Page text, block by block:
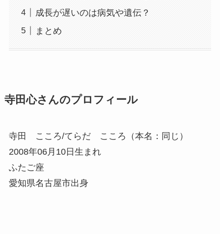
成長が遅いのは病気や遺伝？
まとめ
寺田心さんのプロフィール
寺田 こころ/てらだ こころ（本名：同じ）
2008年06月10日生まれ
ふたご座
愛知県名古屋市出身